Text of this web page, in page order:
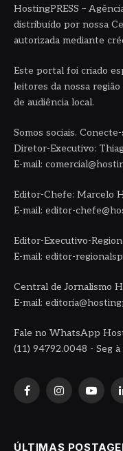
HostingPRESS –
distribuído por nossa
autorizada mediante
Este portal foi criado
leitores da nossa
de audiência local.
Somos sociais.
Diretor-Executivo:
E-mail:
Editor-Chefe: Marcelo
E-mail: editor-
Editor-Executivo-
E-mail: editor-
Central de Jornalismo
E-mail:
Fale no WhatsApp
(11) 94792.0048 - Seg
FacebookInstagram
ÚLTIMAS